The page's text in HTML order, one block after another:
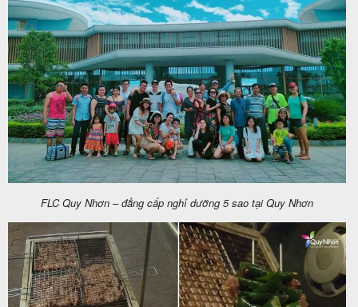
khởi
hành
Tin
du
lịch
Về
Quy
Nhơn
Tourist
FLC Quy Nhơn – đẳng cấp nghỉ dưỡng 5 sao tại Quy Nhơn